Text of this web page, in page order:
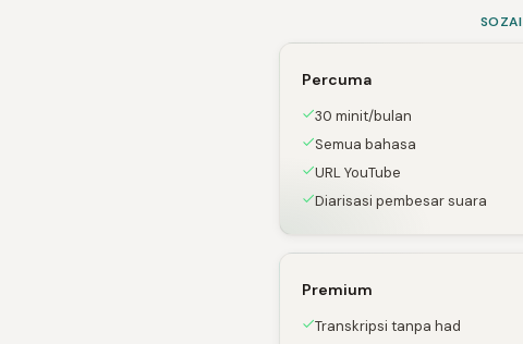
SOZAI
Percuma
30 minit/bulan
Semua bahasa
URL YouTube
Diarisasi pembesar suara
Premium
Transkripsi tanpa had